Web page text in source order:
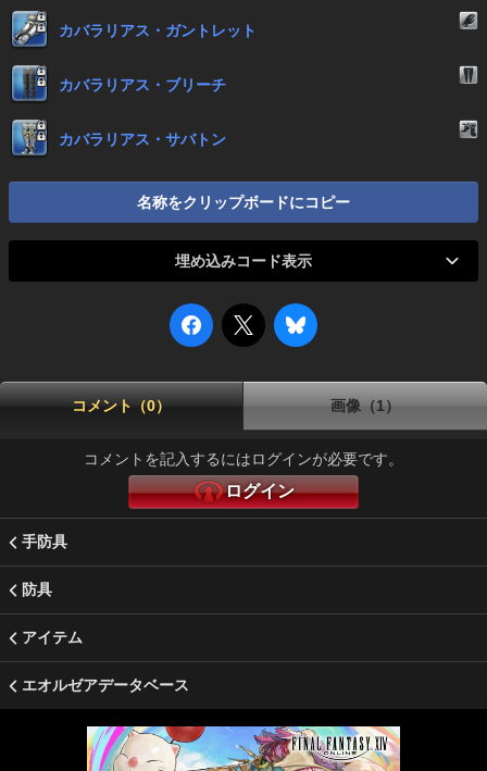
カバラリアス・ガントレット
カバラリアス・ブリーチ
カバラリアス・サバトン
名称をクリップボードにコピー
埋め込みコード表示
コメント（0） 画像（1）
コメントを記入するにはログインが必要です。
ログイン
手防具
防具
アイテム
エオルゼアデータベース